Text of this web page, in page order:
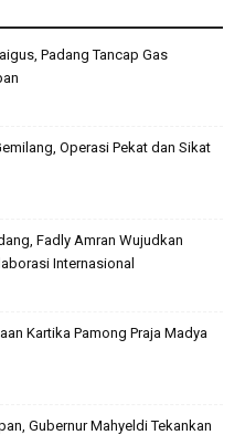
Padang Tancap Gas
Operasi Pekat dan Sikat
Fadly Amran Wujudkan
Internasional
Kartika Pamong Praja Madya
Gubernur Mahyeldi Tekankan